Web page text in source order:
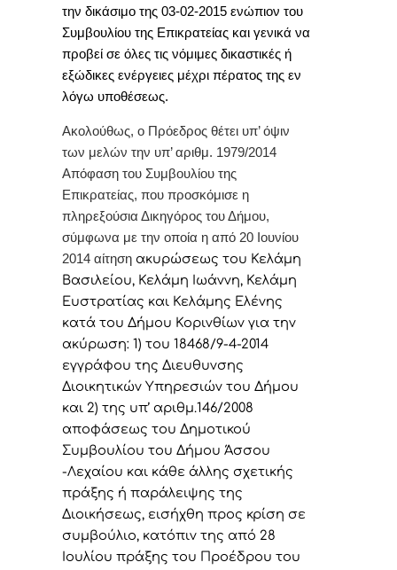
την δικάσιμο της 03-02-2015 ενώπιον του
Συμβουλίου της Επικρατείας και γενικά να
προβεί σε όλες τις νόμιμες δικαστικές ή
εξώδικες ενέργειες μέχρι πέρατος της εν
λόγω υποθέσεως.
Ακολούθως, ο Πρόεδρος θέτει υπ’ όψιν
των μελών την υπ’ αριθμ. 1979/2014
Απόφαση του Συμβουλίου της
Επικρατείας, που προσκόμισε η
πληρεξούσια Δικηγόρος του Δήμου,
σύμφωνα με την οποία η από 20 Ιουνίου
2014 αίτηση ακυρώσεως του Κελάμη
Βασιλείου, Κελάμη Ιωάννη, Κελάμη
Ευστρατίας και Κελάμης Ελένης
κατά του Δήμου Κορινθίων για την
ακύρωση: 1) του 18468/9-4-2014
εγγράφου της Διευθυνσης
Διοικητικών Υπηρεσιών του Δήμου
και 2) της υπ’ αριθμ.146/2008
αποφάσεως του Δημοτικού
Συμβουλίου του Δήμου Άσσου
-Λεχαίου και κάθε άλλης σχετικής
πράξης ή παράλειψης της
Διοικήσεως, εισήχθη προς κρίση σε
συμβούλιο, κατόπιν της από 28
Ιουλίου πράξης του Προέδρου του